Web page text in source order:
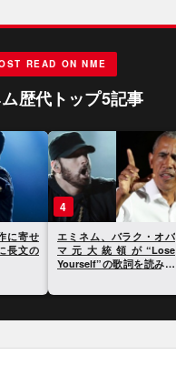
READ ON NME
歴代トップ5記事
に寄せ
長文の
4
エミネム、バラク・オバ
マ元大統領が“Lose
Yourself”の歌詞を読み上